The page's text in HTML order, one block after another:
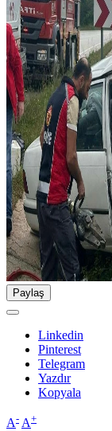
Paylaş
Linkedin
Pinterest
Telegram
Yazdır
Kopyala
A- A+